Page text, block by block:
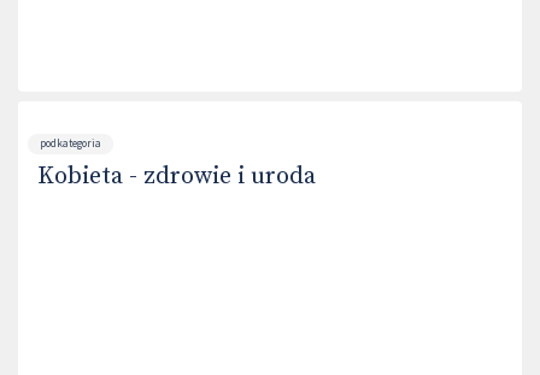
podkategoria
Kobieta - zdrowie i uroda